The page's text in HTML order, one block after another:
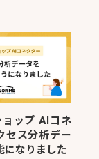
ップ AIコネ
セス分析デー
になりました